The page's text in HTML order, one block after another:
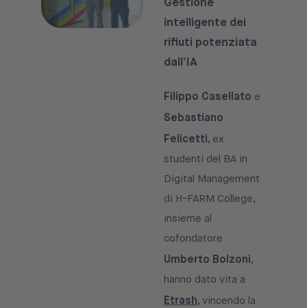
intelligente dei
rifiuti potenziata
dall’IA
Filippo Casellato e
Sebastiano
Felicetti, ex
studenti del BA in
Digital Management
di H-FARM College,
insieme al
cofondatore
Umberto Bolzoni,
hanno dato vita a
Etrash, vincendo la